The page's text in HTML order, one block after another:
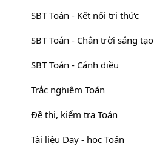
SBT Toán - Kết nối tri thức
SBT Toán - Chân trời sáng tạo
SBT Toán - Cánh diều
Trắc nghiệm Toán
Đề thi, kiểm tra Toán
Tài liệu Dạy - học Toán